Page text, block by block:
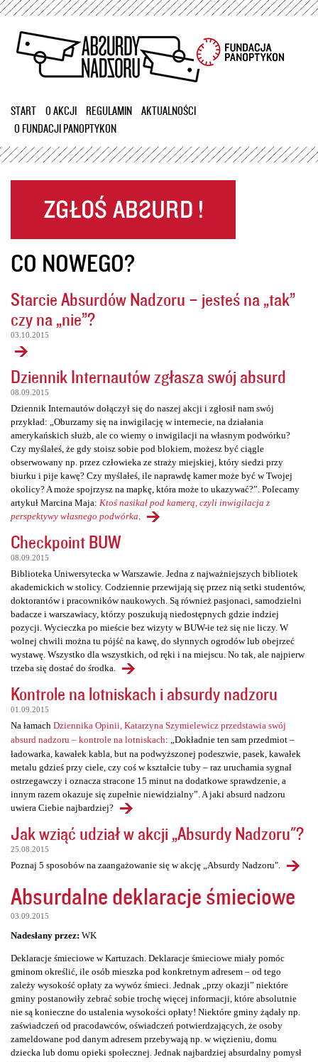
Przejdź
treści
START O AKCJI REGULAMIN
AKTUALNOŚCI
O FUNDACJI PANOPTYKON
CO NOWEGO?
Starcie Absurdów Nadzoru – jesteś na „tak”
czy na „nie”?
03.10.2015
Dziennik Internautów zgłasza swój absurd
08.09.2015
Dziennik Internautów dołączył się do naszej akcji i zgłosił nam swój
przykład: „Oburzamy się na inwigilację w internecie, na działania
amerykańskich służb, ale co wiemy o inwigilacji na własnym podwórku?
Czy myślałeś, że gdy stoisz sobie pod blokiem, możesz być ciągle
obserwowany np. przez człowieka ze straży miejskiej, który siedzi przy
biurku i pije kawę? Czy myślałeś, ile naprawdę kamer może być w Twojej
okolicy? A może spojrzysz na mapkę, która może to ukazywać?”. Polecamy
artykuł Marcina Maja: Ktoś nasikał pod kamerą, czyli inwigilacja z
perspektywy własnego podwórka
Checkpoint BUW
08.09.2015
Biblioteka Uniwersytecka w Warszawie. Jedna z najważniejszych bibliotek
akademickich w stolicy. Codziennie przewijają się przez nią setki studentów,
doktorantów i pracowników naukowych. Są również pasjonaci, samodzielni
badacze i warszawiacy, którzy poszukują niedostępnych gdzie indziej
pozycji. Wycieczka po mieście bez wizyty w BUW-ie też się nie liczy. W
wolnej chwili można tu pójść na kawę, do słynnych ogrodów lub obejrzeć
wystawę. Wszystko dla wszystkich, od ręki i na miejscu. No tak, ale najpierw
trzeba się dostać do środka.
Kontrole na lotniskach i absurdy nadzoru
01.09.2015
Na łamach Dziennika Opinii, Katarzyna Szymielewicz przedstawia swój
absurd nadzoru – kontrole na lotniskach: „Dokładnie ten sam przedmiot –
ładowarka, kawałek kabla, but na podwyższonej podeszwie, pasek, kawałek
metalu gdzieś przy ciele, czy coś w kształcie tuby – raz uruchamia sygnał
ostrzegawczy i oznacza stracone 15 minut na dodatkowe sprawdzenie, a
innym razem okazuje się zupełnie niewidzialny”. A jaki absurd nadzoru
uwiera Ciebie najbardziej?
Jak wziąć udział w akcji „Absurdy Nadzoru"?
25.08.2015
Poznaj 5 sposobów na zaangażowanie się w akcję „Absurdy Nadzoru".
Absurdalne deklaracje śmieciowe
03.09.2015
Nadesłany przez: WK
Deklaracje śmieciowe w Kartuzach. Deklaracje śmieciowe miały pomóc
gminom określić, ile osób mieszka pod konkretnym adresem – od tego
zależy wysokość opłaty za wywóz śmieci. Jednak „przy okazji” niektóre
gminy postanowiły zebrać sobie trochę więcej informacji, które absolutnie
nie są konieczne do ustalenia wysokości opłaty! Niektóre gminy żądały np.
zaświadczeń od pracodawców, oświadczeń potwierdzających, że osoby
zameldowane pod danym adresem przebywają np. w więzieniu, domu
dziecka lub domu opieki społecznej. Jednak najbardziej absurdalny pomysł